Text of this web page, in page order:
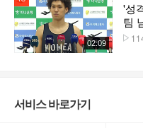
02:09
'성
팀
서비스 바로가기